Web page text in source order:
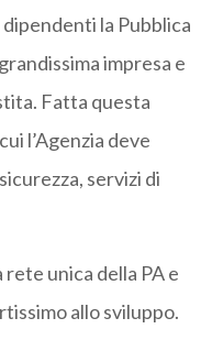
la Pubblica
impresa e
Fatta questa
l’Agenzia deve
servizi di
unica della PA e
allo sviluppo.